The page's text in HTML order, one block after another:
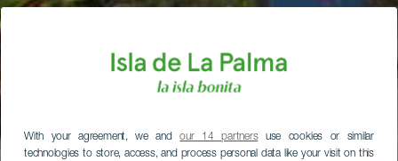
With your agreement, we andour 14 partnersuse cookies or similar
technologies to store, access, and process personal data like your visit on this